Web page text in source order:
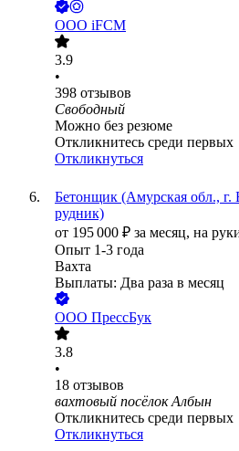
ООО iFCM
3.9
•
398 отзывов
Свободный
Можно без резюме
Откликнитесь среди первых
Откликнуться
Бетонщик (Амурская обл., г.
рудник)
от 195 000 ₽ за месяц, на
Опыт 1-3 года
Вахта
Выплаты: Два раза в месяц
ООО ПрессБук
3.8
•
18 отзывов
вахтовый посёлок Албын
Откликнитесь среди первых
Откликнуться